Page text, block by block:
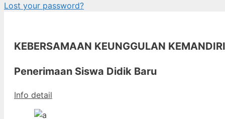
Lost your password?
KEBERSAMAAN KEUNGGULAN
Penerimaan Siswa Didik Baru
Info detail